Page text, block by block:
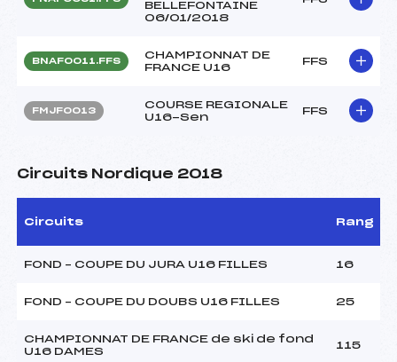
BELLEFONTAINE
06/01/2018
BNAF0011.FFS
CHAMPIONNAT DE
FRANCE U16
FFS
FMJF0013
COURSE REGIONALE
U16-Sen
FFS
Circuits Nordique 2018
Circuits Rang
FOND – COUPE DU JURA U16 FILLES 16
FOND – COUPE DU DOUBS U16 FILLES 25
CHAMPIONNAT DE FRANCE de ski de fond
U16 DAMES
115